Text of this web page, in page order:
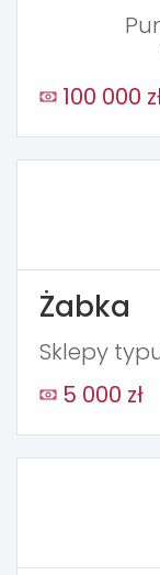
100 000
Żabka
Sklepy
5 000 zł